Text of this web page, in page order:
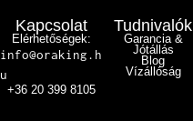
Kapcsolat
Elérhetőségek:
info@oraking.h
u
+36 20 399 8105
Tudnivalók
Garancia &
Jótállás
Blog
Vízállóság